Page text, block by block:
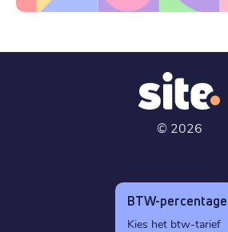
© 2026
BTW-percentage
Kies het btw-tarief